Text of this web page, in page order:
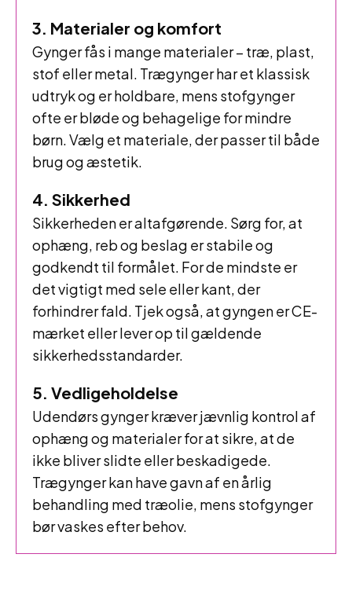
3. Materialer og komfort
Gynger fås i mange materialer – træ, plast,
stof eller metal. Trægynger har et klassisk
udtryk og er holdbare, mens stofgynger
ofte er bløde og behagelige for mindre
børn. Vælg et materiale, der passer til både
brug og æstetik.
4. Sikkerhed
Sikkerheden er altafgørende. Sørg for, at
ophæng, reb og beslag er stabile og
godkendt til formålet. For de mindste er
det vigtigt med sele eller kant, der
forhindrer fald. Tjek også, at gyngen er CE-
mærket eller lever op til gældende
sikkerhedsstandarder.
5. Vedligeholdelse
Udendørs gynger kræver jævnlig kontrol af
ophæng og materialer for at sikre, at de
ikke bliver slidte eller beskadigede.
Trægynger kan have gavn af en årlig
behandling med træolie, mens stofgynger
bør vaskes efter behov.